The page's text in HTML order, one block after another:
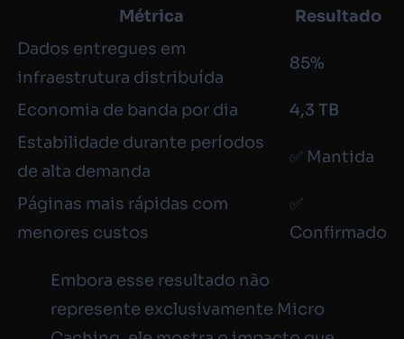
Métrica
Resultado
Dados entregues em
infraestrutura distribuída
85%
Economia de banda por dia
4,3 TB
Estabilidade durante períodos
de alta demanda
✅ Mantida
Páginas mais rápidas com
menores custos
✅
Confirmado
Embora esse resultado não
represente exclusivamente Micro